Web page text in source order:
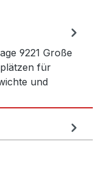
9221 Große
für
und